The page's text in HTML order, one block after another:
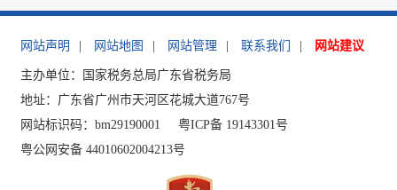
网站声明 网站地图 网站管理 联系我们 网站建议
主办单位：国家税务总局广东省税务局
地址：广东省广州市天河区花城大道767号
网站标识码：bm29190001
粤ICP备 19143301号
粤公网安备 44010602004213号